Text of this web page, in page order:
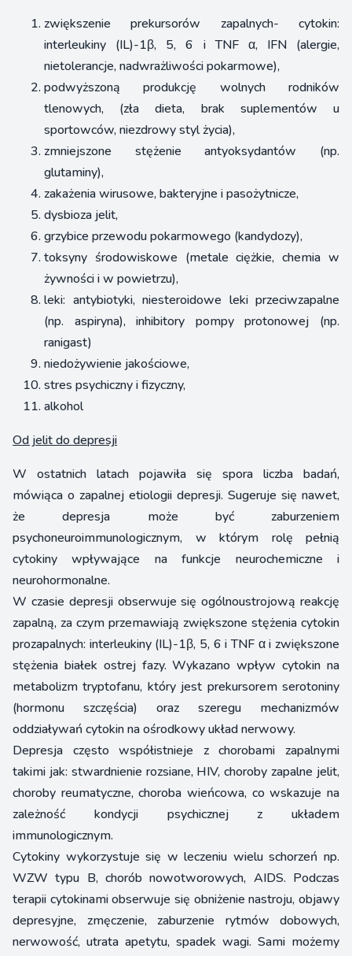
zwiększenie prekursorów zapalnych- cytokin:
interleukiny (IL)-1β, 5, 6 i TNF α, IFN (alergie,
nietolerancje, nadwrażliwości pokarmowe),
podwyższoną produkcję wolnych rodników
tlenowych, (zła dieta, brak suplementów u
sportowców, niezdrowy styl życia),
zmniejszone stężenie antyoksydantów (np.
glutaminy),
zakażenia wirusowe, bakteryjne i pasożytnicze,
dysbioza jelit,
grzybice przewodu pokarmowego (kandydozy),
toksyny środowiskowe (metale ciężkie, chemia w
żywności i w powietrzu),
leki: antybiotyki, niesteroidowe leki przeciwzapalne
(np. aspiryna), inhibitory pompy protonowej (np.
ranigast)
niedożywienie jakościowe,
stres psychiczny i fizyczny,
alkohol
Od jelit do depresji
W ostatnich latach pojawiła się spora liczba badań,
mówiąca o zapalnej etiologii depresji. Sugeruje się nawet,
że depresja może być zaburzeniem
psychoneuroimmunologicznym, w którym rolę pełnią
cytokiny wpływające na funkcje neurochemiczne i
neurohormonalne.
W czasie depresji obserwuje się ogólnoustrojową reakcję
zapalną, za czym przemawiają zwiększone stężenia cytokin
prozapalnych: interleukiny (IL)-1β, 5, 6 i TNF α i zwiększone
stężenia białek ostrej fazy. Wykazano wpływ cytokin na
metabolizm tryptofanu, który jest prekursorem serotoniny
(hormonu szczęścia) oraz szeregu mechanizmów
oddziaływań cytokin na ośrodkowy układ nerwowy.
Depresja często współistnieje z chorobami zapalnymi
takimi jak: stwardnienie rozsiane, HIV, choroby zapalne jelit,
choroby reumatyczne, choroba wieńcowa, co wskazuje na
zależność kondycji psychicznej z układem
immunologicznym.
Cytokiny wykorzystuje się w leczeniu wielu schorzeń np.
WZW typu B, chorób nowotworowych, AIDS. Podczas
terapii cytokinami obserwuje się obniżenie nastroju, objawy
depresyjne, zmęczenie, zaburzenie rytmów dobowych,
nerwowość, utrata apetytu, spadek wagi. Sami możemy